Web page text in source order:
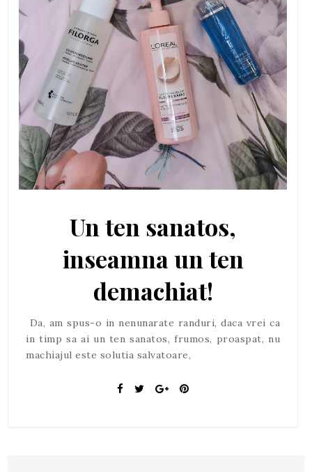
Un ten sanatos,
inseamna un ten
demachiat!
Da, am spus-o in nenunarate randuri, daca vrei ca
in timp sa ai un ten sanatos, frumos, proaspat, nu
machiajul este solutia salvatoare,